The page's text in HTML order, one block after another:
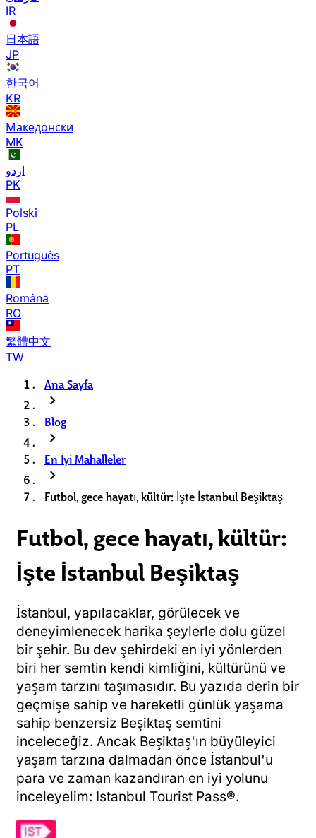
IR
日本語
JP
한국어
KR
Македонски
MK
اردو
PK
Polski
PL
Português
PT
Română
RO
繁體中文
TW
Ana Sayfa
chevron_right
Blog
chevron_right
En İyi Mahalleler
chevron_right
Futbol, gece hayatı, kültür: İşte İstanbul Beşiktaş
Futbol, gece hayatı, kültür:
İşte İstanbul Beşiktaş
İstanbul, yapılacaklar, görülecek ve
deneyimlenecek harika şeylerle dolu güzel
bir şehir. Bu dev şehirdeki en iyi yönlerden
biri her semtin kendi kimliğini, kültürünü ve
yaşam tarzını taşımasıdır. Bu yazıda derin bir
geçmişe sahip ve hareketli günlük yaşama
sahip benzersiz Beşiktaş semtini
inceleceğiz. Ancak Beşiktaş'ın büyüleyici
yaşam tarzına dalmadan önce İstanbul'u
para ve zaman kazandıran en iyi yolunu
inceleyelim: Istanbul Tourist Pass®.